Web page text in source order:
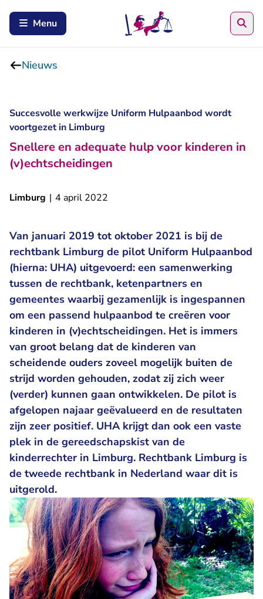
Menu
Nieuws
Succesvolle werkwijze Uniform Hulpaanbod wordt
voortgezet in Limburg
Snellere en adequate hulp voor kinderen in
(v)echtscheidingen
Limburg | 4 april 2022
Van januari 2019 tot oktober 2021 is bij de
rechtbank Limburg de pilot Uniform Hulpaanbod
(hierna: UHA) uitgevoerd: een samenwerking
tussen de rechtbank, ketenpartners en
gemeentes waarbij gezamenlijk is ingespannen
om een passend hulpaanbod te creëren voor
kinderen in (v)echtscheidingen. Het is immers
van groot belang dat de kinderen van
scheidende ouders zoveel mogelijk buiten de
strijd worden gehouden, zodat zij zich weer
(verder) kunnen gaan ontwikkelen. De pilot is
afgelopen najaar geëvalueerd en de resultaten
zijn zeer positief. UHA krijgt dan ook een vaste
plek in de gereedschapskist van de
kinderrechter in Limburg. Rechtbank Limburg is
de tweede rechtbank in Nederland waar dit is
uitgerold.